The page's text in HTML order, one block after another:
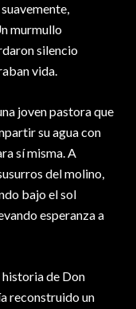
murmullo
silencio
vida.
joven pastora que
su agua con
sí misma. A
del molino,
bajo el sol
esperanza a
de Don
reconstruido un